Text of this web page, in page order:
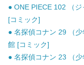
● ONE PIECE 102 （
[コミック]
● 名探偵コナン 29 （
館 [コミック]
● 名探偵コナン 23 （